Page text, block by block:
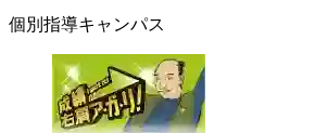
個別指導キャンパス